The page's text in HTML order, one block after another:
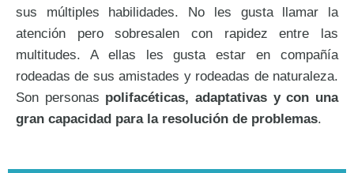
sus múltiples habilidades. No les gusta llamar la
atención pero sobresalen con rapidez entre las
multitudes. A ellas les gusta estar en compañía
rodeadas de sus amistades y rodeadas de naturaleza.
Son personas polifacéticas, adaptativas y con una
gran capacidad para la resolución de problemas.